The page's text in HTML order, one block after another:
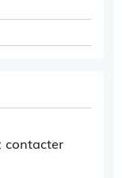
contacter